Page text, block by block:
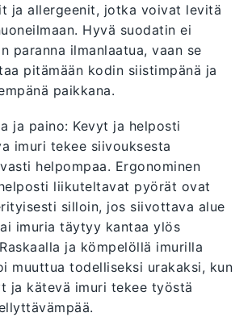
ja allergeenit, jotka voivat levitä
Hyvä suodatin ei
paranna ilmanlaatua, vaan se
pitämään kodin siistimpänä ja
paikkana.
ja paino: Kevyt ja helposti
imuri tekee siivouksesta
helpompaa. Ergonominen
liikuteltavat pyörät ovat
silloin, jos siivottava alue
imuria täytyy kantaa ylös
ja kömpelöllä imurilla
muuttua todelliseksi urakaksi, kun
ja kätevä imuri tekee työstä